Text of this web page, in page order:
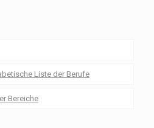
Liste der Berufe
Bereiche